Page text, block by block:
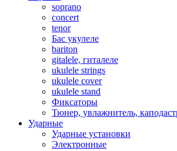
soprano
concert
tenor
Бас укулеле
bariton
gitalele, гиталеле
ukulele strings
ukulele cover
ukulele stand
Фиксаторы
Тюнер, увлажнитель,
Ударные
Ударные установки
Электронные